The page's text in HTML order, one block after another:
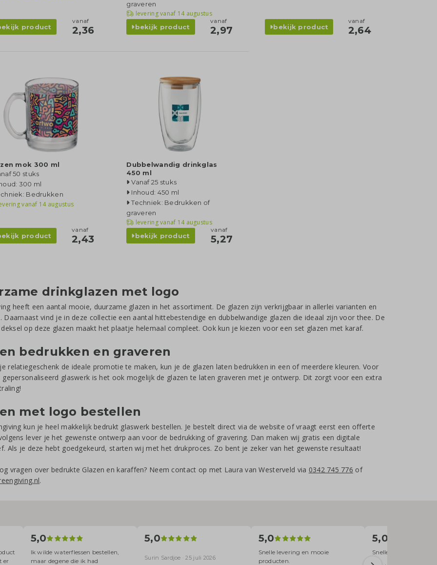
product
vanaf
2,36
graveren
levering vanaf 14 augustus
bekijk product
vanaf
2,97 bekijk product
vanaf
2,64
mok 300 ml
50 stuks
300 ml
Bedrukken
vanaf 14 augustus
product
vanaf
2,43
Dubbelwandig drinkglas
450 ml
Vanaf 25 stuks
Inhoud: 450 ml
Techniek: Bedrukken of
graveren
levering vanaf 14 augustus
bekijk product
vanaf
5,27
drinkglazen met logo
heeft een aantal mooie, duurzame glazen in het assortiment. De glazen zijn verkrijgbaar in allerlei varianten en
Daarnaast vind je in deze collectie een aantal hittebestendige en dubbelwandige glazen die ideaal zijn voor thee. De
op deze glazen maakt het plaatje helemaal compleet. Ook kun je kiezen voor een set glazen met karaf.
bedrukken en graveren
relatiegeschenk de ideale promotie te maken, kun je de glazen laten bedrukken in een of meerdere kleuren. Voor
gepersonaliseerd glaswerk is het ook mogelijk de glazen te laten graveren met je ontwerp. Dit zorgt voor een extra
met logo bestellen
kun je heel makkelijk bedrukt glaswerk bestellen. Je bestelt direct via de website of vraagt eerst een offerte
lever je het gewenste ontwerp aan voor de bedrukking of gravering. Dan maken wij gratis een digitale
Als je deze hebt goedgekeurd, starten wij met het drukproces. Zo bent je zeker van het gewenste resultaat!
vragen over bedrukte Glazen en karaffen? Neem contact op met Laura van Westerveld via 0342 745 776 of
.
er
5,0
Ik wilde waterflessen bestellen,
maar degene die ik had
5,0
Surin Sardjoe · 25 juli 2026
5,0
Snelle levering en mooie
producten.
5,0
Snelle levering,